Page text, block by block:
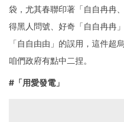
袋，尤其春聯印著「自自冉冉
得黑人問號、好奇「自自冉冉
「自自由由」的誤用，這件超
咱們政府有點中二捏。
#「用愛發電」